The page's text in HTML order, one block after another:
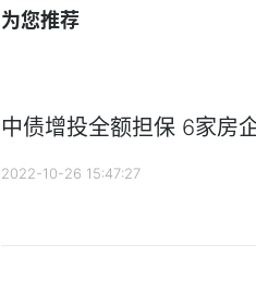
为您推荐
中债增投全额担保 6家房
2022-10-26 15:47:27